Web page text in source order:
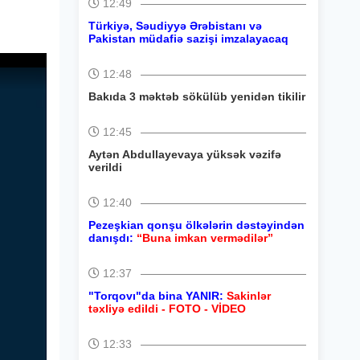
12:49
Türkiyə, Səudiyyə Ərəbistanı və
Pakistan müdafiə sazişi imzalayacaq
12:48
Bakıda 3 məktəb sökülüb yenidən tikilir
12:45
Aytən Abdullayevaya yüksək vəzifə
verildi
12:40
Pezeşkian qonşu ölkələrin dəstəyindən
danışdı: “Buna imkan vermədilər”
12:37
"Torqovı"da bina YANIR: Sakinlər
təxliyə edildi - FOTO - VİDEO
12:33